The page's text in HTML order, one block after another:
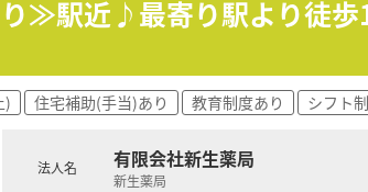
関しても会社からのバックアップがござい
規模のドラッグストア・調剤薬局を運営す
おり、新卒採用に関しても中国地方で最も
調剤業務（調剤・投薬・監査・在宅）がメイ
り≫駅近♪最寄り駅より徒
) 住宅補助(手当)あり 教育制度あり シフト制
法人名 有限会社新生薬局
新生薬局